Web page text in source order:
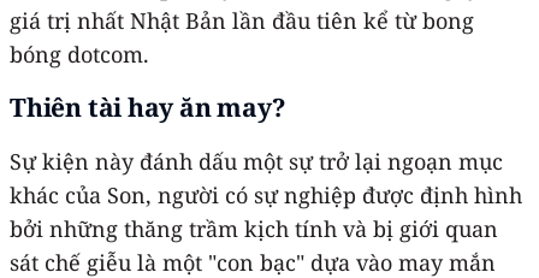
giá trị nhất Nhật Bản lần đầu tiên kể từ bong
bóng dotcom.
Thiên tài hay ăn may?
Sự kiện này đánh dấu một sự trở lại ngoạn mục
khác của Son, người có sự nghiệp được định hình
bởi những thăng trầm kịch tính và bị giới quan
sát chế giễu là một "con bạc" dựa vào may mắn